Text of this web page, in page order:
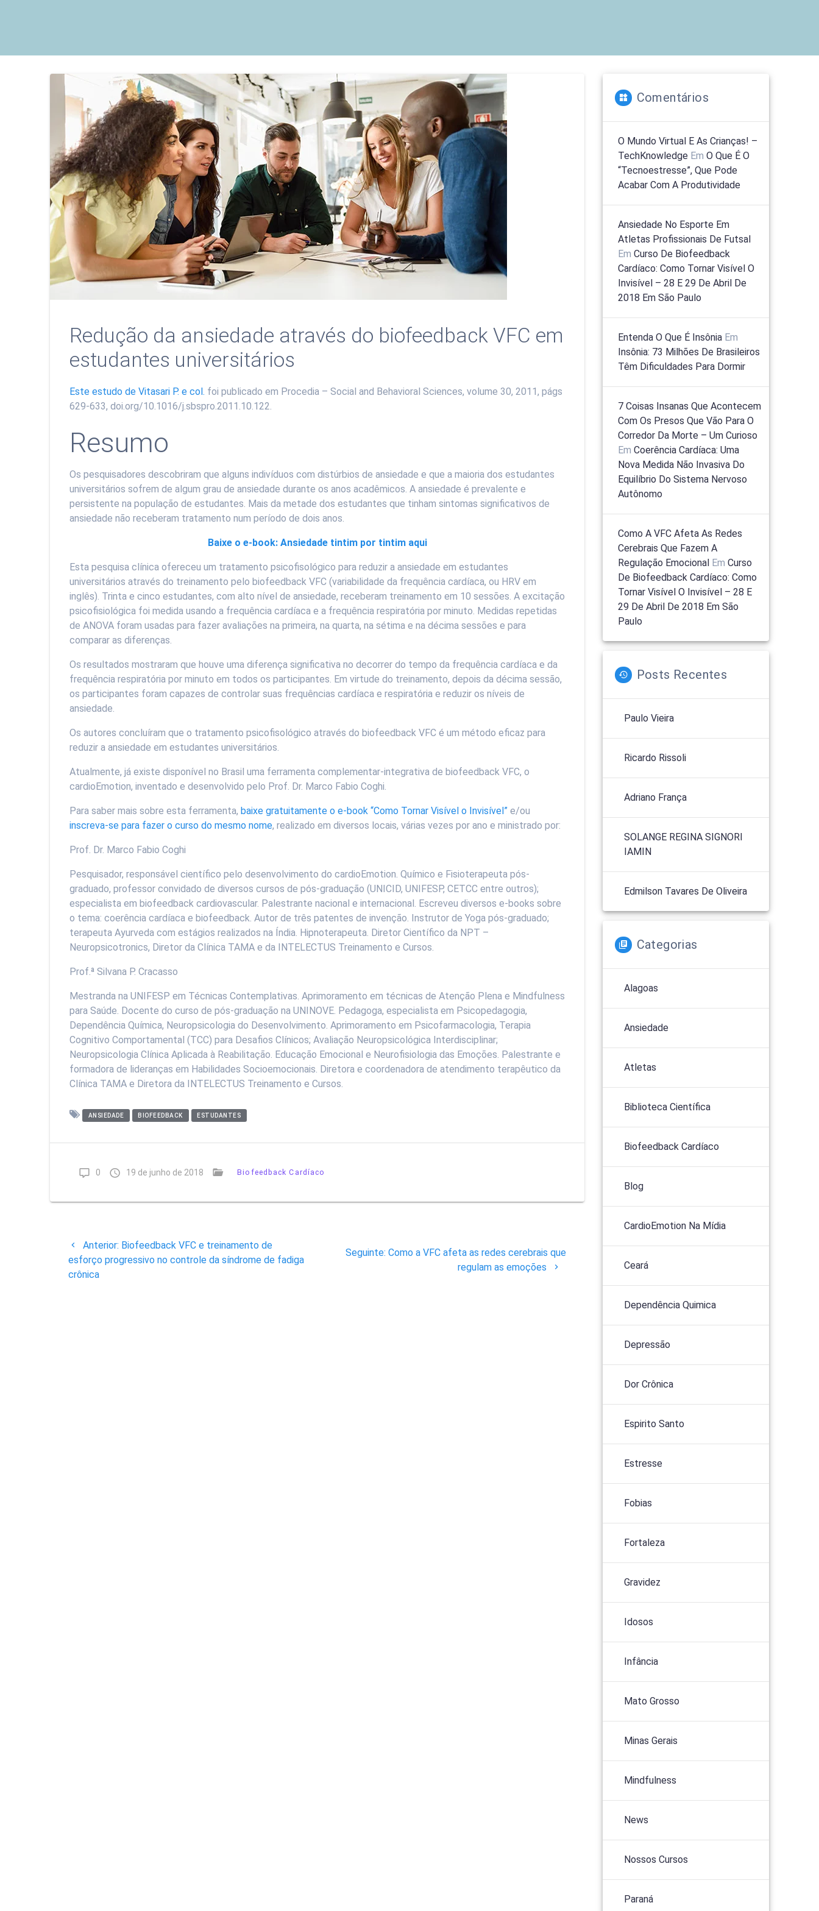
Redução da ansiedade através do biofeedback VFC em
estudantes universitários
Este estudo de Vitasari P. e col. foi publicado em Procedia – Social and Behavioral Sciences, volume 30, 2011, págs
629-633, doi.org/10.1016/j.sbspro.2011.10.122.
Resumo
Os pesquisadores descobriram que alguns indivíduos com distúrbios de ansiedade e que a maioria dos estudantes
universitários sofrem de algum grau de ansiedade durante os anos acadêmicos. A ansiedade é prevalente e
persistente na população de estudantes. Mais da metade dos estudantes que tinham sintomas significativos de
ansiedade não receberam tratamento num período de dois anos.
Baixe o e-book: Ansiedade tintim por tintim aqui
Esta pesquisa clínica ofereceu um tratamento psicofisológico para reduzir a ansiedade em estudantes
universitários através do treinamento pelo biofeedback VFC (variabilidade da frequência cardíaca, ou HRV em
inglês). Trinta e cinco estudantes, com alto nível de ansiedade, receberam treinamento em 10 sessões. A excitação
psicofisiológica foi medida usando a frequência cardíaca e a frequência respiratória por minuto. Medidas repetidas
de ANOVA foram usadas para fazer avaliações na primeira, na quarta, na sétima e na décima sessões e para
comparar as diferenças.
Os resultados mostraram que houve uma diferença significativa no decorrer do tempo da frequência cardíaca e da
frequência respiratória por minuto em todos os participantes. Em virtude do treinamento, depois da décima sessão,
os participantes foram capazes de controlar suas frequências cardíaca e respiratória e reduzir os níveis de
ansiedade.
Os autores concluíram que o tratamento psicofisológico através do biofeedback VFC é um método eficaz para
reduzir a ansiedade em estudantes universitários.
Atualmente, já existe disponível no Brasil uma ferramenta complementar-integrativa de biofeedback VFC, o
cardioEmotion, inventado e desenvolvido pelo Prof. Dr. Marco Fabio Coghi.
Para saber mais sobre esta ferramenta, baixe gratuitamente o e-book “Como Tornar Visível o Invisível” e/ou
inscreva-se para fazer o curso do mesmo nome, realizado em diversos locais, várias vezes por ano e ministrado por:
Prof. Dr. Marco Fabio Coghi
Pesquisador, responsável científico pelo desenvolvimento do cardioEmotion. Químico e Fisioterapeuta pós-
graduado, professor convidado de diversos cursos de pós-graduação (UNICID, UNIFESP, CETCC entre outros);
especialista em biofeedback cardiovascular. Palestrante nacional e internacional. Escreveu diversos e-books sobre
o tema: coerência cardíaca e biofeedback. Autor de três patentes de invenção. Instrutor de Yoga pós-graduado;
terapeuta Ayurveda com estágios realizados na Índia. Hipnoterapeuta. Diretor Científico da NPT –
Neuropsicotronics, Diretor da Clínica TAMA e da INTELECTUS Treinamento e Cursos.
Prof.ª Silvana P. Cracasso
Mestranda na UNIFESP em Técnicas Contemplativas. Aprimoramento em técnicas de Atenção Plena e Mindfulness
para Saúde. Docente do curso de pós-graduação na UNINOVE. Pedagoga, especialista em Psicopedagogia,
Dependência Química, Neuropsicologia do Desenvolvimento. Aprimoramento em Psicofarmacologia, Terapia
Cognitivo Comportamental (TCC) para Desafios Clínicos; Avaliação Neuropsicológica Interdisciplinar;
Neuropsicologia Clínica Aplicada à Reabilitação. Educação Emocional e Neurofisiologia das Emoções. Palestrante e
formadora de lideranças em Habilidades Socioemocionais. Diretora e coordenadora de atendimento terapêutico da
Clínica TAMA e Diretora da INTELECTUS Treinamento e Cursos.
ANSIEDADE BIOFEEDBACK ESTUDANTES
0 19 de junho de 2018 Biofeedback Cardíaco
Navegação
de
Anterior: Post
anterior:
Biofeedback VFC e treinamento de
esforço progressivo no controle da síndrome de fadiga
crônica
Seguinte: Post
Como a VFC afeta as redes cerebrais que
regulam as emoções
Comentários
O Mundo Virtual E As Crianças! –
TechKnowledge EmO Que É O
“tecnoestresse”, Que Pode
Acabar Com A Produtividade
Ansiedade No Esporte Em
Atletas Profissionais De Futsal
EmCurso De Biofeedback
Cardíaco: Como Tornar Visível O
Invisível – 28 E 29 De Abril De
2018 Em São Paulo
Entenda O Que É Insônia Em
Insônia: 73 Milhões De Brasileiros
Têm Dificuldades Para Dormir
7 Coisas Insanas Que Acontecem
Com Os Presos Que Vão Para O
Corredor Da Morte – Um Curioso
EmCoerência Cardíaca: Uma
Nova Medida Não Invasiva Do
Equilíbrio Do Sistema Nervoso
Autônomo
Como A VFC Afeta As Redes
Cerebrais Que Fazem A
Regulação Emocional EmCurso
De Biofeedback Cardíaco: Como
Tornar Visível O Invisível – 28 E
29 De Abril De 2018 Em São
Paulo
Posts Recentes
Paulo Vieira
Ricardo Rissoli
Adriano França
SOLANGE REGINA SIGNORI
IAMIN
Edmilson Tavares De Oliveira
Categorias
Alagoas
Ansiedade
Atletas
Biblioteca Científica
Biofeedback Cardíaco
Blog
CardioEmotion Na Mídia
Ceará
Dependência Quimica
Depressão
Dor Crônica
Espirito Santo
Estresse
Fobias
Fortaleza
Gravidez
Idosos
Infância
Mato Grosso
Minas Gerais
Mindfulness
News
Nossos Cursos
Paraná